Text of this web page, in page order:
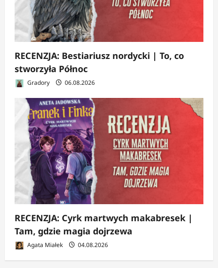
RECENZJA: Bestiariusz nordycki | To, co
stworzyła Północ
Gradory 06.08.2026
RECENZJA: Cyrk martwych makabresek |
Tam, gdzie magia dojrzewa
Agata Miałek 04.08.2026